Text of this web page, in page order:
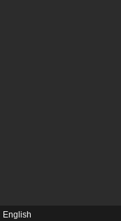
English